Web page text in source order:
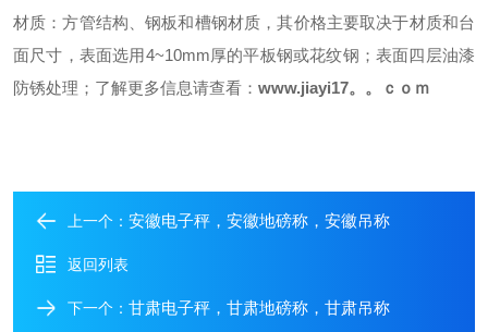
材质：方管结构、钢板和槽钢材质，其价格主要取决于材质和台
面尺寸，表面选用4~10mm厚的平板钢或花纹钢；表面四层油漆
防锈处理； 了解更多信息请查看： www.jiayi17。。ｃｏｍ
上一个： 安徽电子秤，安徽地磅称，安徽吊称
返回列表
下一个： 甘肃电子秤，甘肃地磅称，甘肃吊称